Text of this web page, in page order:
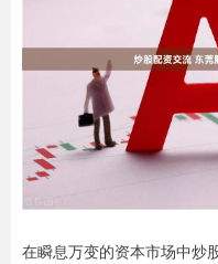
在瞬息万变的资本市场中炒